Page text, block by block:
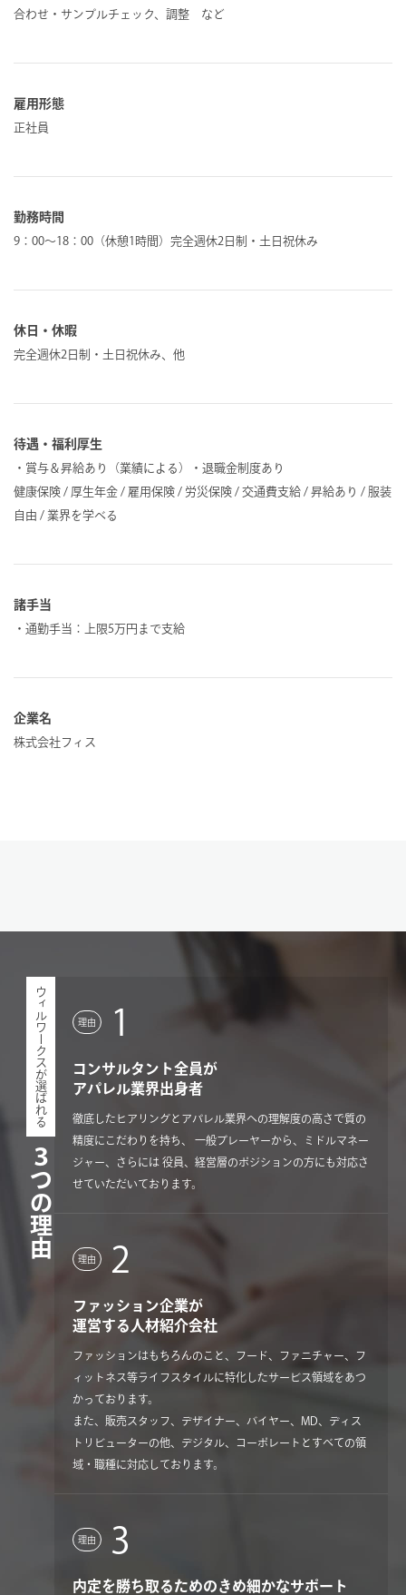
合わせ・サンプルチェック、調整 など
雇用形態
正社員
勤務時間
9：00～18：00（休憩1時間）完全週休2日制・土日祝休み
休日・休暇
完全週休2日制・土日祝休み、他
待遇・福利厚生
・賞与＆昇給あり（業績による）・退職金制度あり
健康保険 / 厚生年金 / 雇用保険 / 労災保険 / 交通費支給 / 昇給あり / 服装
自由 / 業界を学べる
諸手当
・通勤手当：上限5万円まで支給
企業名
株式会社フィス
ウィルワークスが選ばれる
３つの理由
理由 1
コンサルタント全員が
アパレル業界出身者
徹底したヒアリングとアパレル業界への理解度の高さで質の
精度にこだわりを持ち、 一般プレーヤーから、ミドルマネー
ジャー、さらには 役員、経営層のポジションの方にも対応さ
せていただいております。
理由 2
ファッション企業が
運営する人材紹介会社
ファッションはもちろんのこと、フード、ファニチャー、フ
ィットネス等ライフスタイルに特化したサービス領域をあつ
かっております。
また、販売スタッフ、デザイナー、バイヤー、MD、ディス
トリビューターの他、デジタル、コーポレートとすべての領
域・職種に対応しております。
理由 3
内定を勝ち取るためのきめ細かなサポート